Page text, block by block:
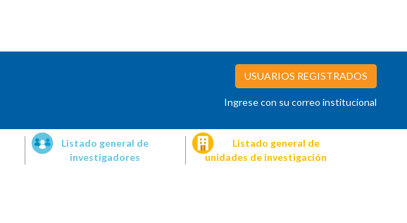
USUARIOS REGISTRADOS
Ingrese con su correo institucional
Listado general de
investigadores
Listado general de
unidades de investigación